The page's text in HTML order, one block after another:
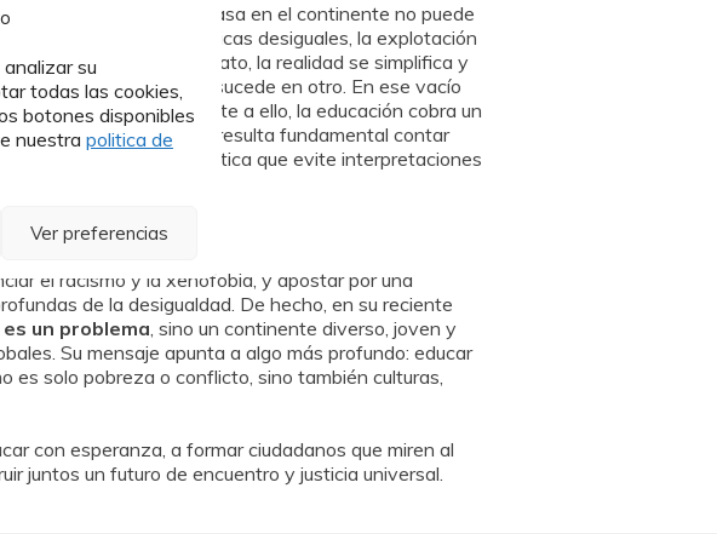
su
todas las cookies,
botones disponibles
nuestra politica de
Ver preferencias
Mucho de lo que pasa en el continente no puede
las relaciones económicas desiguales, la explotación
desaparecen del relato, la realidad se simplifica y
vinculado con lo que sucede en otro. En ese vacío
terreno fértil. Frente a ello, la educación cobra un
y descontextualizados, resulta fundamental contar
una mirada crítica que evite interpretaciones
el racismo y la xenofobia, y apostar por una
de la desigualdad. De hecho, en su reciente
un problema, sino un continente diverso, joven y
Su mensaje apunta a algo más profundo: educar
es solo pobreza o conflicto, sino también culturas,
con esperanza, a formar ciudadanos que miren al
juntos un futuro de encuentro y justicia universal.